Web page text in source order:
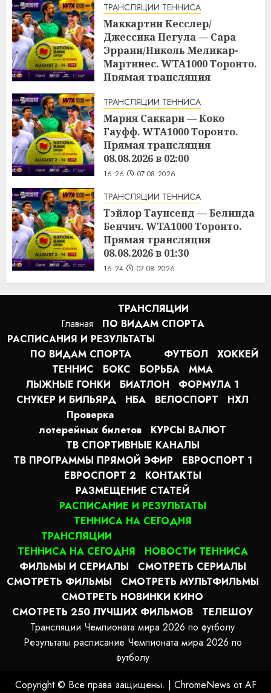
ТРАНСЛЯЦИИ ТЕННИСА
Маккартни Кесслер/
Джессика Пегула — Сара
Эррани/Николь Меликар-
Мартинес. WTA1000 Торонто.
Прямая трансляция
16:45 07.08.2026
ТРАНСЛЯЦИИ ТЕННИСА
Мария Саккари — Коко
Гауфф. WTA1000 Торонто.
Прямая трансляция
08.08.2026 в 02:00
16:26 07.08.2026
ТРАНСЛЯЦИИ ТЕННИСА
Тэйлор Таунсенд — Белинда
Бенчич. WTA1000 Торонто.
Прямая трансляция
08.08.2026 в 01:30
16:24 07.08.2026
Главная
ТРАНСЛЯЦИИ
ПО ВИДАМ СПОРТA
РАСПИСАНИЯ И РЕЗУЛЬТАТЫ
ПО ВИДАМ СПОРТА
ФУТБОЛ
ХОККЕЙ
ТЕННИС
БОКС БОРЬБА
MMA
ЛЫЖНЫЕ ГОНКИ
БИАТЛОН
ФОРМУЛА 1
СНУКЕР И БИЛЬЯРД
НБА ВЕЛОСПОРТ
НХЛ
Проверка
лотерейных билетов
КУРСЫ ВАЛЮТ
ТВ СПОРТИВНЫЕ КАНАЛЫ
ТВ ПРОГРАММЫ ПРЯМОЙ ЭФИР
ЕВРОСПОРТ 1
ЕВРОСПОРТ 2
КОНТАКТЫ
РАЗМЕЩЕНИЕ СТАТЕЙ
РАСПИСАНИЕ И РЕЗУЛЬТАТЫ
ТЕННИСА НА СЕГОДНЯ
ТРАНСЛЯЦИИ
ТЕННИСА НА СЕГОДНЯ
НОВОСТИ ТЕННИСА
ФИЛЬМЫ И СЕРИАЛЫ
СМОТРЕТЬ СЕРИАЛЫ
СМОТРЕТЬ ФИЛЬМЫ
СМОТРЕТЬ МУЛЬТФИЛЬМЫ
СМОТРЕТЬ НОВИНКИ КИНО
СМОТРЕТЬ 250 ЛУЧШИХ ФИЛЬМОВ
ТЕЛЕШОУ
Трансляции Чемпионата мира 2026 по футболу
Результаты расписание Чемпионата мира 2026 по
футболу
Copyright © Все права защищены. | ChromeNews от AF